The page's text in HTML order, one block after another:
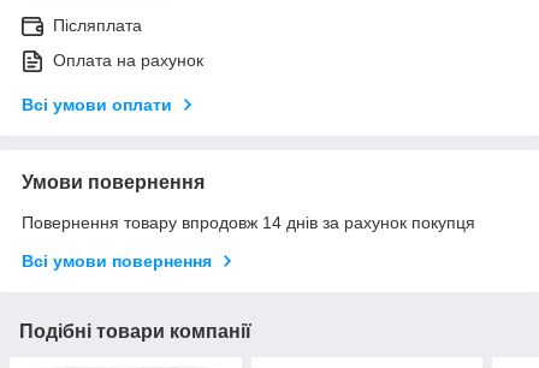
Післяплата
Оплата на рахунок
Всі умови оплати
Умови повернення
Повернення товару впродовж 14 днів за рахунок покупця
Всі умови повернення
Подібні товари компанії